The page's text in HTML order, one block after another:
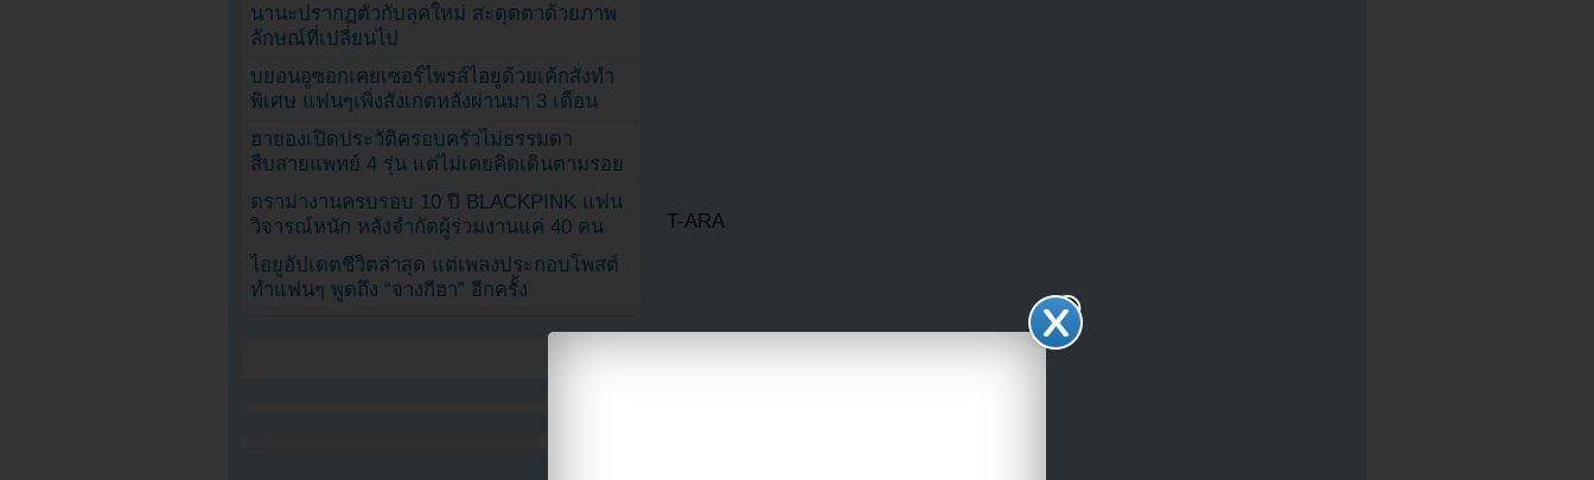
T-ARA
นานะปรากฏตัวกับลุคใหม่ สะดุดตาด้วยภาพ
ลักษณ์ที่เปลี่ยนไป
บยอนอูซอกเคยเซอร์ไพรส์ไอยูด้วยเค้กสั่งทำ
พิเศษ แฟนๆเพิ่งสังเกตหลังผ่านมา 3 เดือน
ฮายองเปิดประวัติครอบครัวไม่ธรรมดา
สืบสายแพทย์ 4 รุ่น แต่ไม่เคยคิดเดินตามรอย
ดราม่างานครบรอบ 10 ปี BLACKPINK แฟน
วิจารณ์หนัก หลังจำกัดผู้ร่วมงานแค่ 40 คน
ไอยูอัปเดตชีวิตล่าสุด แต่เพลงประกอบโพสต์
ทำแฟนๆ พูดถึง “จางกีฮา” อีกครั้ง